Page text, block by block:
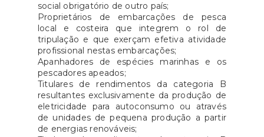
social obrigatório de outro país;
Proprietários de embarcações de pesca
local e costeira que integrem o rol de
tripulação e que exerçam efetiva atividade
profissional nestas embarcações;
Apanhadores de espécies marinhas e os
pescadores apeados;
Titulares de rendimentos da categoria B
resultantes exclusivamente da produção de
eletricidade para autoconsumo ou através
de unidades de pequena produção a partir
de energias renováveis;